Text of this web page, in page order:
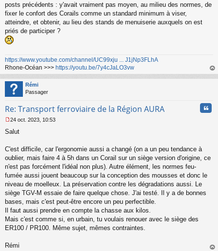
l
u
posts précédents : y'avait vraiment pas moyen, au milieu des normes, de
fixer le confort des Corails comme un standard minimum à viser,
atteindre, et obtenir, au lieu des stands de menuiserie auxquels on est
priés de participer ?
https://www.youtube.com/channel/UC99xju ... J1jNp3FLhA
Rhone-Océan >>> https://youtu.be/7y4cJaLO3vw
au
Rémi
Passager
Re: Transport ferroviaire de la Région AURA
e
s
a
g
e
n
o
n
u
24 oct. 2023, 10:53
Salut
C'est difficile, car l'ergonomie aussi a changé (on a un peu tendance à
oublier, mais faire 4 à 5h dans un Corail sur un siège version d'origine, ce
n'est pas forcément l'idéal non plus). Autre élément, les normes feu-
fumée aussi jouent beaucoup sur la conception des mousses et donc le
niveau de moelleux. La préservation contre les dégradations aussi. Le
siège TGV-M essaie de faire quelque chose. J'ai testé. Il y a de bonnes
bases, mais c'est peut-être encore un peu perfectible.
Il faut aussi prendre en compte la chasse aux kilos.
Mais c'est comme si, en urbain, tu voulais renouer avec le siège des
ER100 / PR100. Même sujet, mêmes contraintes.
Rémi